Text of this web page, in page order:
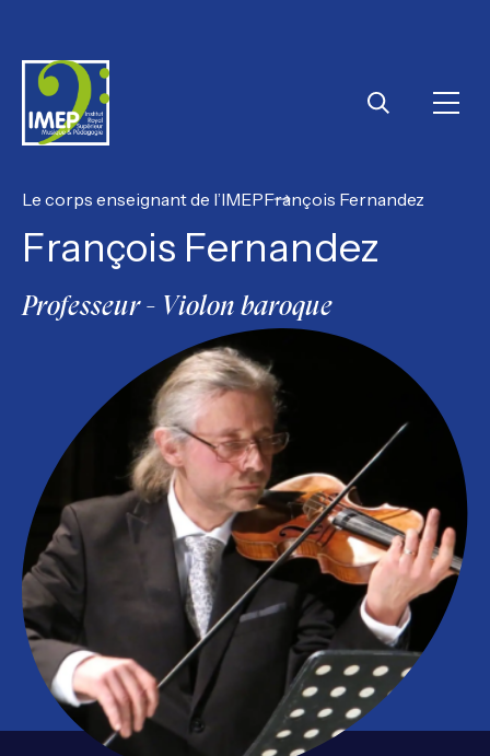
Le corps enseignant de l’IMEPFrançois Fernandez
François Fernandez
Professeur - Violon baroque